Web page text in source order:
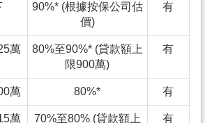
90%* (根據按保公司估
價)
有
萬
80%至90%* (貸款額上
限900萬)
有
萬 80%* 有
萬
70%至80% (貸款額上
有